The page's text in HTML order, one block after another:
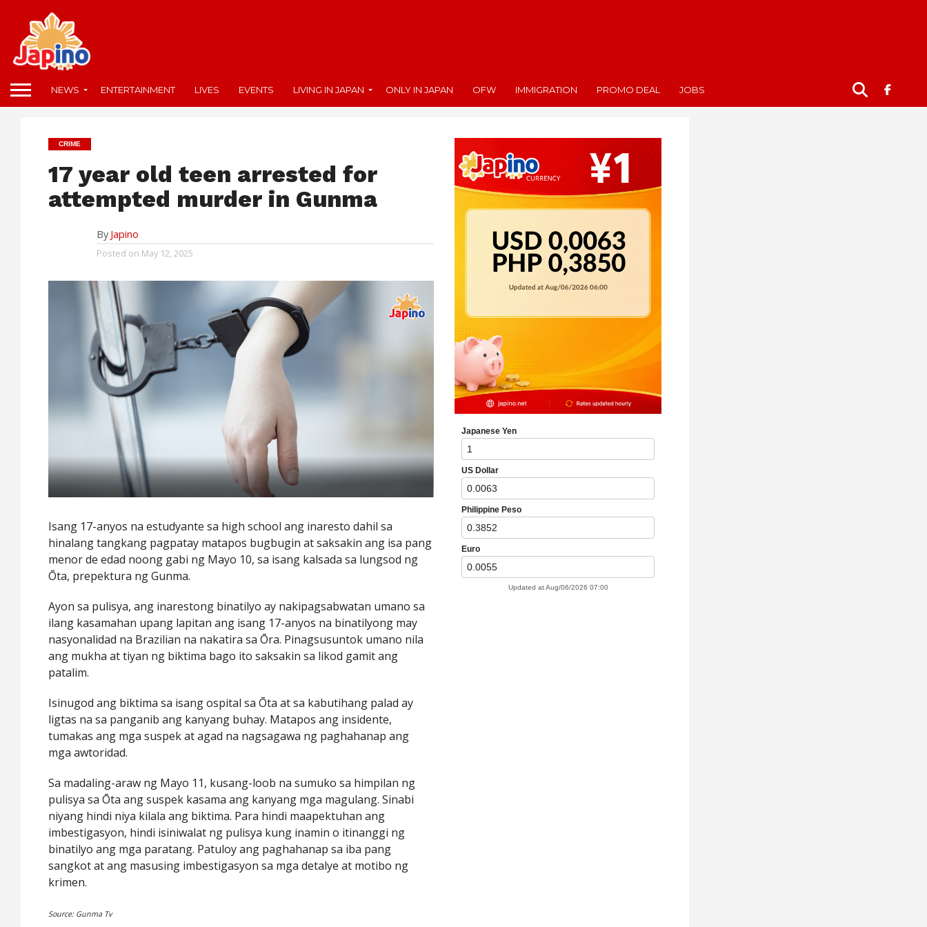
NEWS ENTERTAINMENT LIVES EVENTS LIVING IN JAPAN ONLY IN JAPAN OFW IMMIGRATION PROMO DEAL JOBS
CRIME
17 year old teen arrested for
attempted murder in Gunma
By Japino
Posted on May 12, 2025
Isang 17-anyos na estudyante sa high school ang inaresto dahil sa
hinalang tangkang pagpatay matapos bugbugin at saksakin ang isa pang
menor de edad noong gabi ng Mayo 10, sa isang kalsada sa lungsod ng
Ōta, prepektura ng Gunma.
Ayon sa pulisya, ang inarestong binatilyo ay nakipagsabwatan umano sa
ilang kasamahan upang lapitan ang isang 17-anyos na binatilyong may
nasyonalidad na Brazilian na nakatira sa Ōra. Pinagsusuntok umano nila
ang mukha at tiyan ng biktima bago ito saksakin sa likod gamit ang
patalim.
Isinugod ang biktima sa isang ospital sa Ōta at sa kabutihang palad ay
ligtas na sa panganib ang kanyang buhay. Matapos ang insidente,
tumakas ang mga suspek at agad na nagsagawa ng paghahanap ang
mga awtoridad.
Sa madaling-araw ng Mayo 11, kusang-loob na sumuko sa himpilan ng
pulisya sa Ōta ang suspek kasama ang kanyang mga magulang. Sinabi
niyang hindi niya kilala ang biktima. Para hindi maapektuhan ang
imbestigasyon, hindi isiniwalat ng pulisya kung inamin o itinanggi ng
binatilyo ang mga paratang. Patuloy ang paghahanap sa iba pang
sangkot at ang masusing imbestigasyon sa mga detalye at motibo ng
krimen.
Source: Gunma Tv